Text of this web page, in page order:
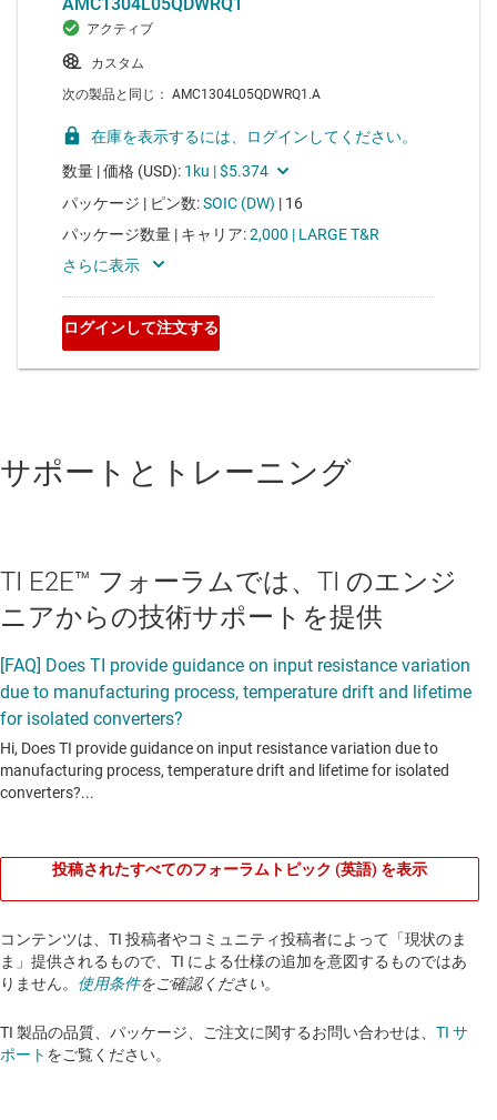
サポートとトレーニング
TI E2E™ フォーラムでは、TI のエンジ
ニアからの技術サポートを提供
投稿されたすべてのフォーラムトピック (英語) を表示
コンテンツは、TI 投稿者やコミュニティ投稿者によって「現状のま
ま」提供されるもので、TI による仕様の追加を意図するものではあ
りません。 使用条件をご確認ください。
TI 製品の品質、パッケージ、ご注文に関するお問い合わせは、 TI サ
ポート をご覧ください。​​​​​​​​​​​​​​